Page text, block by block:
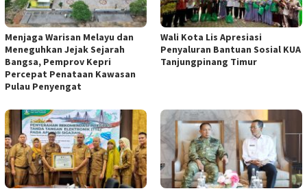
Menjaga Warisan Melayu dan
Meneguhkan Jejak Sejarah
Bangsa, Pemprov Kepri
Percepat Penataan Kawasan
Pulau Penyengat
Wali Kota Lis Apresiasi
Penyaluran Bantuan Sosial KUA
Tanjungpinang Timur